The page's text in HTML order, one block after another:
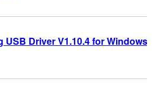
USB Driver V1.10.4 for Windows